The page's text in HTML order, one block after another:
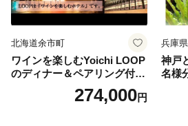
北海道余市町
ワインを楽しむYoichi LOOP
のディナー＆ペアリング付宿
泊プラン＜デラックスツイン
274,000円
兵庫
神戸
名様